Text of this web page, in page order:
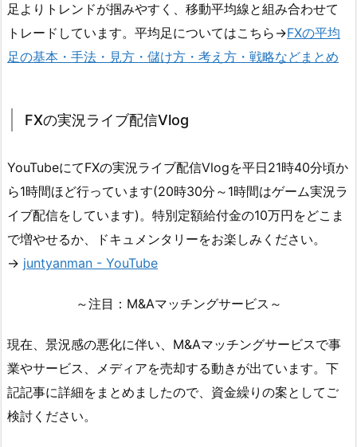
足よりトレンドが掴みやすく、移動平均線と組み合わせて
トレードしています。平均足についてはこちら→FXの平均
足の基本・手法・見方・儲け方・考え方・戦略などまとめ
FXの実況ライブ配信Vlog
YouTubeにてFXの実況ライブ配信Vlogを平日21時40分頃か
ら1時間ほど行っています(20時30分～1時間はゲーム実況ラ
イブ配信をしています)。特別定額給付金の10万円をどこま
で増やせるか、ドキュメンタリーをお楽しみください。
→ juntyanman - YouTube
～注目：M&Aマッチングサービス～
現在、景況感の悪化に伴い、M&Aマッチングサービスで事
業やサービス、メディアを売却する動きが出ています。下
記記事に詳細をまとめましたので、資金繰りの案としてご
検討ください。